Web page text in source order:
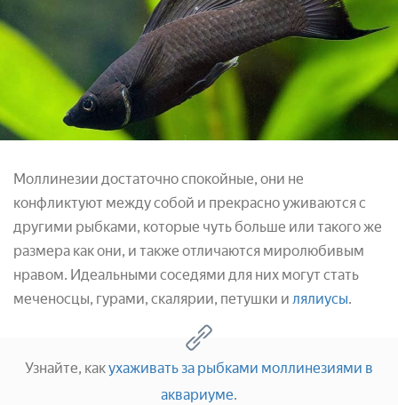
Моллинезии достаточно спокойные, они не
конфликтуют между собой и прекрасно уживаются с
другими рыбками, которые чуть больше или такого же
размера как они, и также отличаются миролюбивым
нравом. Идеальными соседями для них могут стать
меченосцы, гурами, скалярии, петушки и лялиусы.
Узнайте, какухаживать за рыбками моллинезиями в
аквариуме.